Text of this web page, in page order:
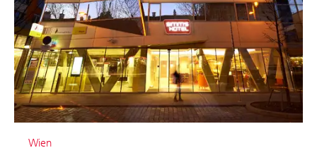
Wien